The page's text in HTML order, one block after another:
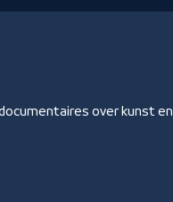
over kunst en